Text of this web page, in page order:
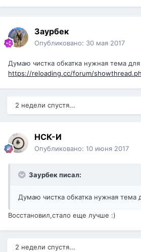
Заурбек
Опубликовано: 30 мая 2017
Думаю чистка обкатка нужная тема для
https://reloading.cc/forum/
2 недели спустя...
НСК-И
Опубликовано: 10 июня 2017
Заурбек писал:
Думаю чистка обкатка нужная тема
Восстановил,стало еще лучше :)
2 недели спустя...